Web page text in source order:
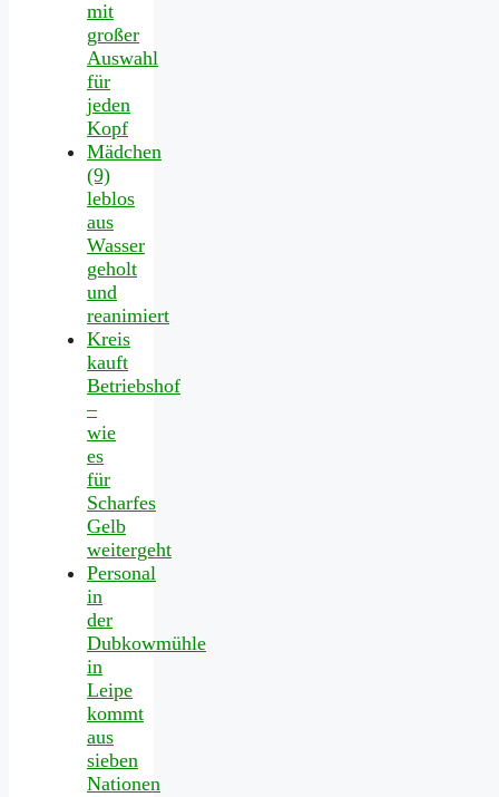
mit
großer
Auswahl
für
jeden
Kopf
Mädchen
(9)
leblos
aus
Wasser
geholt
und
reanimiert
Kreis
kauft
Betriebshof
–
wie
es
für
Scharfes
Gelb
weitergeht
Personal
in
der
Dubkowmühle
in
Leipe
kommt
aus
sieben
Nationen